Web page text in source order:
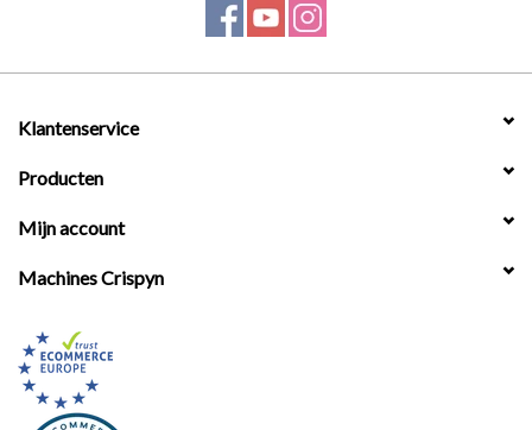
Machines |
Cadeaubonnen &
Relatiegeschenken |
Onderdelen |
Oliën & Smeermiddelen |
TIPS & KENNIS
Klantenservice
Producten
Mijn account
Machines Crispyn